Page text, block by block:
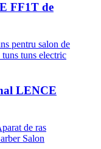
FF1T de
LENCE